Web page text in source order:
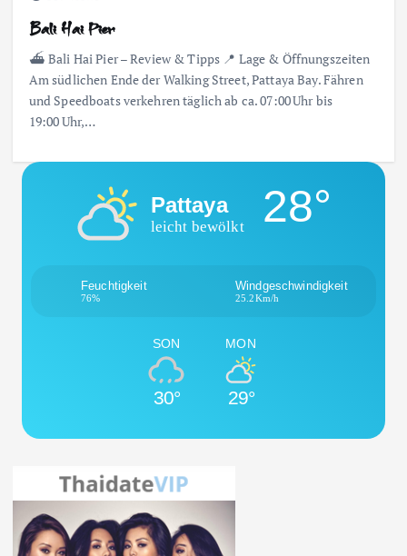
Bali Hai Pier
⛴️ Bali Hai Pier – Review & Tipps 📍 Lage & Öffnungszeiten
Am südlichen Ende der Walking Street, Pattaya Bay. Fähren
und Speedboats verkehren täglich ab ca. 07:00 Uhr bis
19:00 Uhr,…
Pattaya
leicht bewölkt 28°
Feuchtigkeit
76%
Windgeschwindigkeit
25.2Km/h
SON
30°
MON
29°